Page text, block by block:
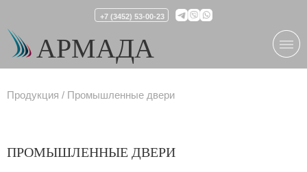
АРМАДА
+7 (3452) 53-00-23
Продукция Промышленные двери
ПРОМЫШЛЕННЫЕ ДВЕРИ